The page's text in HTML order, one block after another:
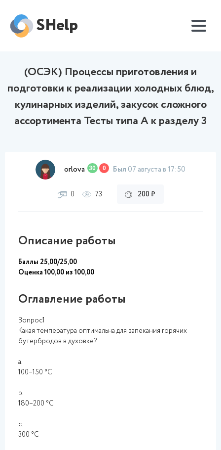
SHelp
(ОСЭК) Процессы приготовления и
подготовки к реализации холодных блюд,
кулинарных изделий, закусок сложного
ассортимента Тесты типа А к разделу 3
orlova 30 0 Был 07 августа в 17:50
0 73 200 ₽
Описание работы
Баллы 25,00/25,00
Оценка 100,00 из 100,00
Оглавление работы
Вопрос1
Какая температура оптимальна для запекания горячих
бутербродов в духовке?
a.
100–150 °C
b.
180–200 °C
c.
300 °C